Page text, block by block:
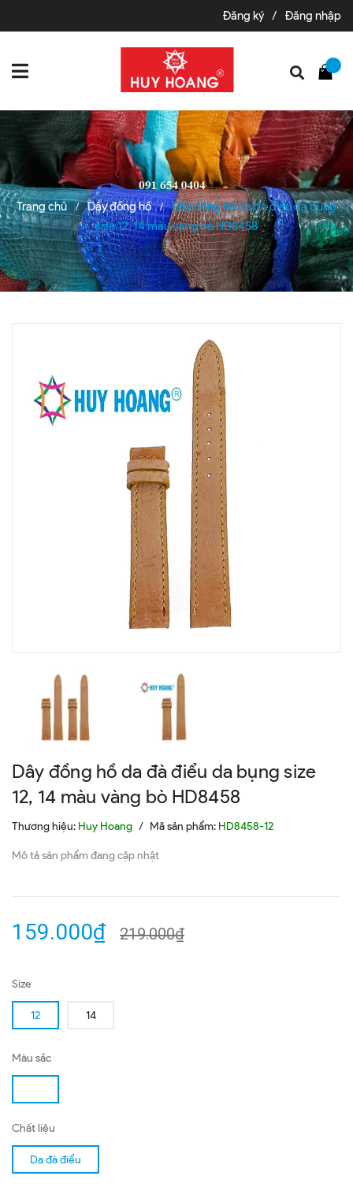
Đăng ký / Đăng nhập
Trang chủ / Dây đồng hồ /
Dây đồng hồ da đà điểu da bụng
size 12, 14 màu vàng bò HD8458
Dây đồng hồ da đà điểu da bụng size
12, 14 màu vàng bò HD8458
Thương hiệu: Huy Hoang / Mã sản phẩm: HD8458-12
Mô tả sản phẩm đang cập nhật
159.000₫ 219.000₫
Size
12 14
Màu sắc
Chất liệu
Da đà điểu